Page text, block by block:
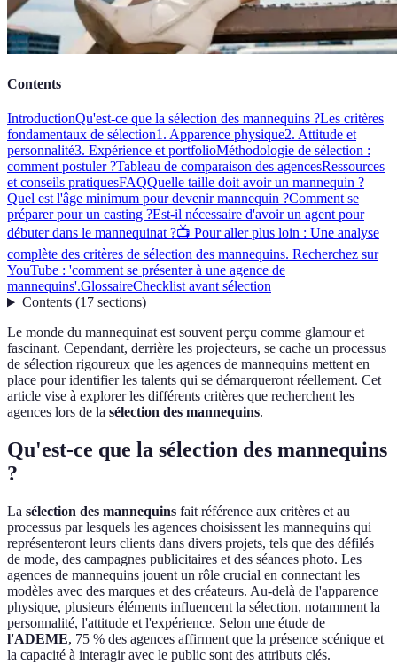
Contents
IntroductionQu'est-ce que la sélection des mannequins ?Les critères
fondamentaux de sélection1. Apparence physique2. Attitude et
personnalité3. Expérience et portfolioMéthodologie de sélection :
comment postuler ?Tableau de comparaison des agencesRessources
et conseils pratiquesFAQQuelle taille doit avoir un mannequin ?
Quel est l'âge minimum pour devenir mannequin ?Comment se
préparer pour un casting ?Est-il nécessaire d'avoir un agent pour
débuter dans le mannequinat ?📺 Pour aller plus loin : Une analyse
complète des critères de sélection des mannequins. Recherchez sur
YouTube : 'comment se présenter à une agence de
mannequins'.GlossaireChecklist avant sélection
Contents(17 sections)
Le monde du mannequinat est souvent perçu comme glamour et
fascinant. Cependant, derrière les projecteurs, se cache un processus
de sélection rigoureux que les agences de mannequins mettent en
place pour identifier les talents qui se démarqueront réellement. Cet
article vise à explorer les différents critères que recherchent les
agences lors de la sélection des mannequins.
Qu'est-ce que la sélection des mannequins
?
La sélection des mannequins fait référence aux critères et au
processus par lesquels les agences choisissent les mannequins qui
représenteront leurs clients dans divers projets, tels que des défilés
de mode, des campagnes publicitaires et des séances photo. Les
agences de mannequins jouent un rôle crucial en connectant les
modèles avec des marques et des créateurs. Au-delà de l'apparence
physique, plusieurs éléments influencent la sélection, notamment la
personnalité, l'attitude et l'expérience. Selon une étude de
l'ADEME, 75 % des agences affirment que la présence scénique et
la capacité à interagir avec le public sont des attributs clés.